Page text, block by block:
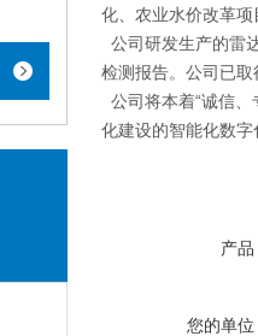
化、农业水价改革
公司研发生产的雷
检测报告。公司已
公司将本着“诚信
化建设的智能化数
产品
您的单位